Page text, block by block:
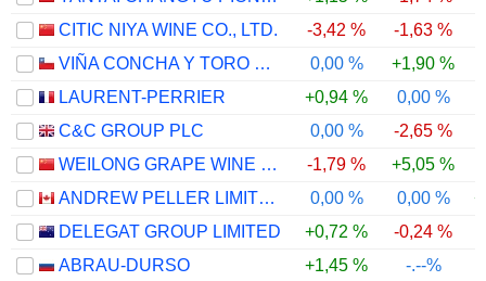
CITIC NIYA WINE CO., LTD.
-3,42 % -1,63 %
VIÑA CONCHA Y TORO S.A.
0,00 % +1,90 %
LAURENT-PERRIER
+0,94 % 0,00 %
C&C GROUP PLC
0,00 % -2,65 %
WEILONG GRAPE WINE CO., LTD
-1,79 % +5,05 %
ANDREW PELLER LIMITED
0,00 % 0,00 %
DELEGAT GROUP LIMITED
+0,72 % -0,24 %
ABRAU-DURSO
+1,45 %
-.--%